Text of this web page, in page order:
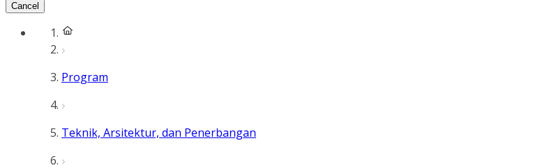
Cancel
Program
Teknik, Arsitektur, dan Penerbangan